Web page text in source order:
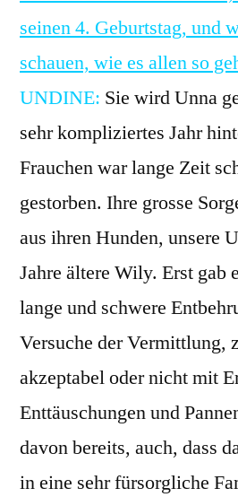
seinen 4. Geburtstag, und
schauen, wie es allen so
UNDINE: Sie wird Unna
sehr kompliziertes Jahr
Frauchen war lange Zeit
gestorben. Ihre grosse
aus ihren Hunden, unsere
Jahre ältere Wily. Erst gab
lange und schwere
Versuche der Vermittlung,
akzeptabel oder nicht mit
Enttäuschungen und
davon bereits, auch, dass
in eine sehr fürsorgliche